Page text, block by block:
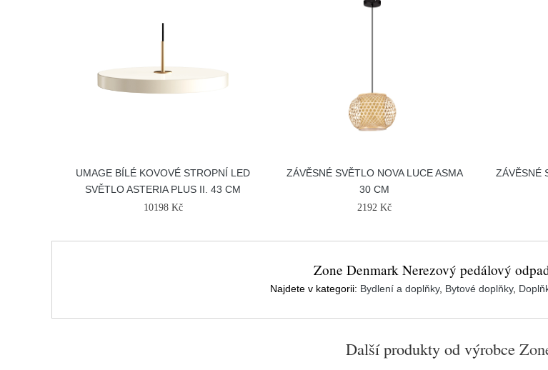
UMAGE BÍLÉ KOVOVÉ STROPNÍ LED
SVĚTLO ASTERIA PLUS II. 43 CM
10198 Kč
ZÁVĚSNÉ SVĚTLO NOVA LUCE ASMA
30 CM
2192 Kč
ZÁVĚSNÉ
Zone Denmark Nerezový pedálový
Najdete v kategorii: Bydlení a doplňky, Bytové doplňky,
Další produkty od výrobce